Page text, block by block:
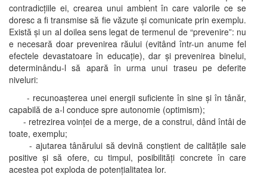
contradicţiile ei, crearea unui ambient în care valorile ce se
doresc a fi transmise să fie văzute şi comunicate prin exemplu.
Există şi un al doilea sens legat de termenul de “prevenire”: nu
e necesară doar prevenirea răului (evitând într-un anume fel
efectele devastatoare în educaţie), dar şi prevenirea binelui,
determinându-l să apară în urma unui traseu pe deferite
niveluri:
- recunoaşterea unei energii suficiente în sine şi în tânăr,
capabilă de a-l conduce spre autonomie (optimism);
- retrezirea voinţei de a merge, de a construi, dând întâi de
toate, exemplu;
- ajutarea tânărului să devină conştient de calităţile sale
positive şi să ofere, cu timpul, posibilităţi concrete în care
acestea pot exploda de potenţialitatea lor.